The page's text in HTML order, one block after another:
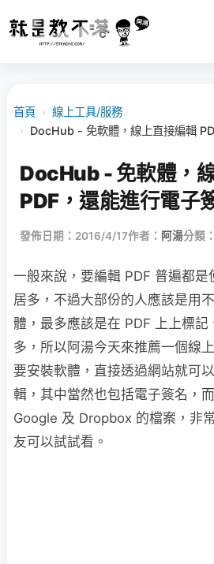
首頁 › 線上工具/服務
› DocHub - 免軟體，線上直接編輯
DocHub - 免軟體，
PDF，還能進行電子
發佈日期：2016/4/17作者： 阿湯分類：
一般來說，要編輯 PDF 普遍都
居多，不過大部份的人應該是用
體，最多應該是在 PDF 上上標記
多，所以阿湯今天來推薦一個線
要安裝軟體，直接透過網站就可
輯，其中當然也包括電子簽名，
Google 及 Dropbox 的檔案，非
友可以試試看。